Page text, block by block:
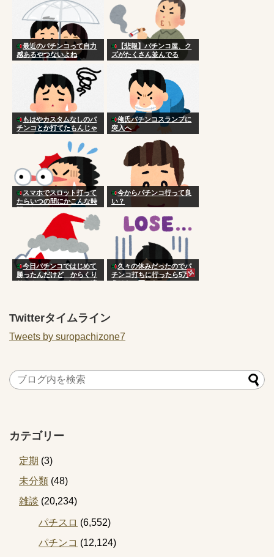
くる女」
最近のパチンコって自力
感あるやつないよね
【悲報】パチンコ屋、ク
ズがたくさん並んでる
もはやカスタムなしのパ
チンコとか打てたもんじゃ
俺氏パチンコスランプに
突入へ
スマホでスロット打って
たらいつの間にかこんな時
今からパチンコ行って良
い？
今日パチンコではじめて
勝ったんだけど からくり
久々の休みだったのでパ
チンコ打ちに行ったら5万
Twitterタイムライン
Tweets by suropachizone7
カテゴリー
定期 (3)
未分類 (48)
雑談 (20,234)
パチスロ (6,552)
パチンコ (12,124)